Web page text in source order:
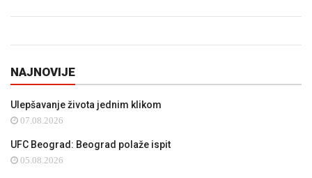
NAJNOVIJE
Ulepšavanje života jednim klikom
07.08.2026
UFC Beograd: Beograd polaže ispit
05.08.2026